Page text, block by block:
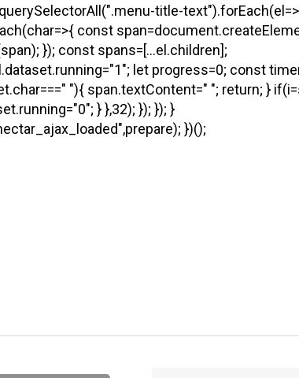
title-
const
}); const spans=[...el.children];
let progress=0; const
"){ span.textContent=" "; return; } if(i
} },32); }); }); }
})();